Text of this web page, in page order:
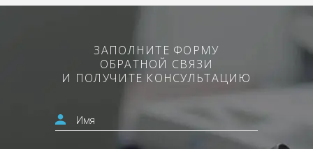
ЗАПОЛНИТЕ ФОРМУ
ОБРАТНОЙ СВЯЗИ
И ПОЛУЧИТЕ КОНСУЛЬТАЦИЮ